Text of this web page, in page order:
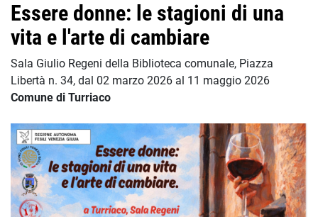
Essere donne: le stagioni di una
vita e l'arte di cambiare
Sala Giulio Regeni della Biblioteca comunale, Piazza
Libertà n. 34, dal 02 marzo 2026 al 11 maggio 2026
Comune di Turriaco